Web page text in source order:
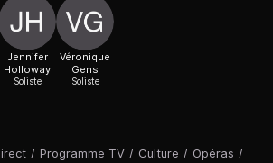
/ Programme TV / Culture / Opéras /
Jennifer
Holloway
Soliste
Véronique
Gens
Soliste